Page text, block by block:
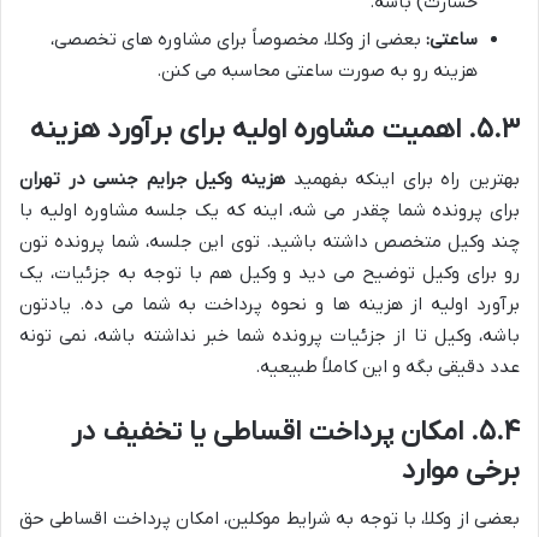
ساعتی: بعضی از وکلا، مخصوصاً برای مشاوره های تخصصی،
هزینه رو به صورت ساعتی محاسبه می کنن.
۵.۳. اهمیت مشاوره اولیه برای برآورد هزینه
بهترین راه برای اینکه بفهمید هزینه وکیل جرایم جنسی در تهران
برای پرونده شما چقدر می شه، اینه که یک جلسه مشاوره اولیه با
چند وکیل متخصص داشته باشید. توی این جلسه، شما پرونده تون
رو برای وکیل توضیح می دید و وکیل هم با توجه به جزئیات، یک
برآورد اولیه از هزینه ها و نحوه پرداخت به شما می ده. یادتون
باشه، وکیل تا از جزئیات پرونده شما خبر نداشته باشه، نمی تونه
عدد دقیقی بگه و این کاملاً طبیعیه.
۵.۴. امکان پرداخت اقساطی یا تخفیف در
برخی موارد
بعضی از وکلا، با توجه به شرایط موکلین، امکان پرداخت اقساطی حق